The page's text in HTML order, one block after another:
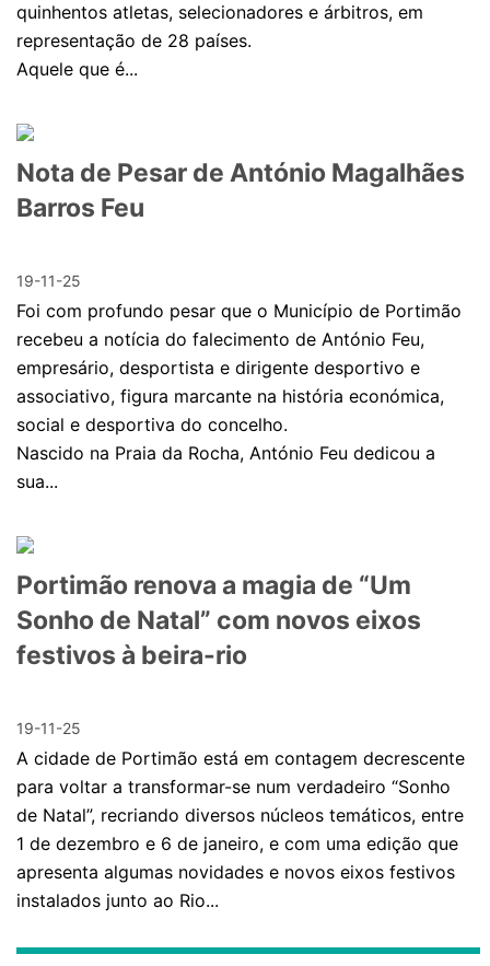
quinhentos atletas, selecionadores e árbitros, em
representação de 28 países.
Aquele que é...
Nota de Pesar de António Magalhães
Barros Feu
19-11-25
Foi com profundo pesar que o Município de Portimão
recebeu a notícia do falecimento de António Feu,
empresário, desportista e dirigente desportivo e
associativo, figura marcante na história económica,
social e desportiva do concelho.
Nascido na Praia da Rocha, António Feu dedicou a
sua...
Portimão renova a magia de “Um
Sonho de Natal” com novos eixos
festivos à beira-rio
19-11-25
A cidade de Portimão está em contagem decrescente
para voltar a transformar-se num verdadeiro “Sonho
de Natal”, recriando diversos núcleos temáticos, entre
1 de dezembro e 6 de janeiro, e com uma edição que
apresenta algumas novidades e novos eixos festivos
instalados junto ao Rio...